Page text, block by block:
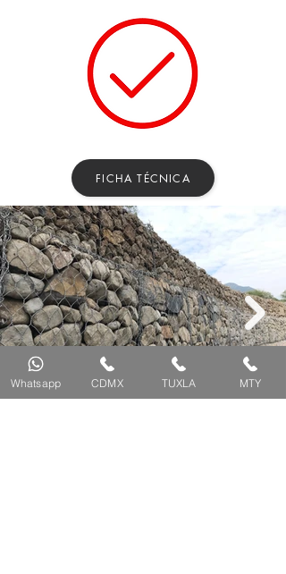
FICHA TÉCNICA
Whatsapp CDMX TUXLA MTY